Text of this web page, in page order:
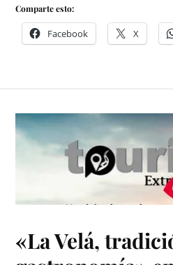
Comparte esto:
Facebook X
«La Velá,